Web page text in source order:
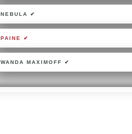
NEBULA ✔
PAINE ✔
WANDA MAXIMOFF ✔